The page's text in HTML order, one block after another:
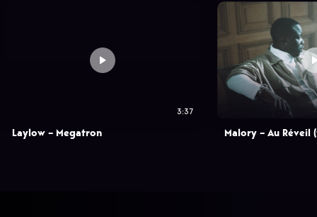
3:37
Laylow – Megatron Malory – Au Réveil